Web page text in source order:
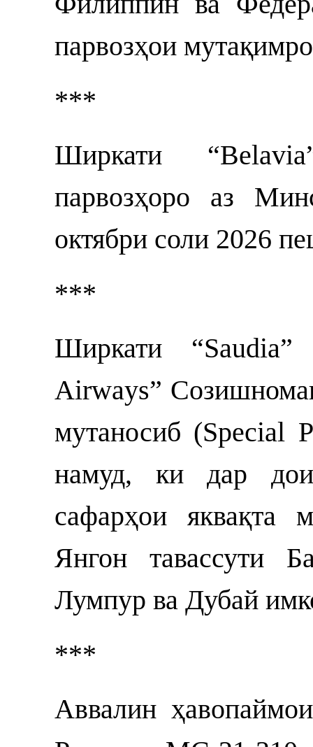
парвозҳои
***
Ширкати
парвозҳоро аз
октябри соли 2026
***
Ширкати
Airways”
мутаносиб (Special
намуд, ки дар
сафарҳои
Янгон тавассути
Лумпур ва Дубай
***
Аввалин